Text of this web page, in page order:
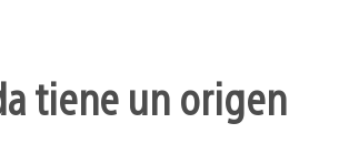
tiene un origen